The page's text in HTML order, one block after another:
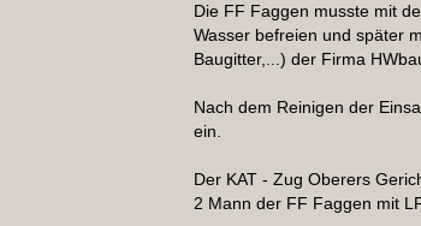
Die FF Faggen musste mit
Wasser befreien und später
Baugitter,...) der Firma
Nach dem Reinigen der
ein.
Der KAT - Zug Oberers
2 Mann der FF Faggen mit